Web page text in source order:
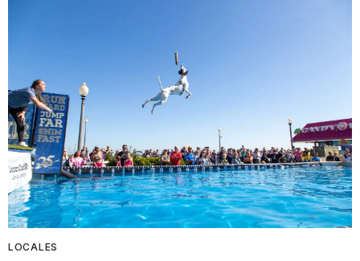
LOCALES